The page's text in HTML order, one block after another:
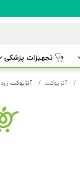
تجهیزات پزشکی
آنژیوکت آنژیوکت زرد TPK